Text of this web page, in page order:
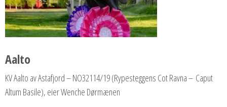
Aalto
KV Aalto av Astafjord – NO32114/19 (Rypesteggens Cot Ravna – Caput
Altum Basile), eier Wenche Dørmænen